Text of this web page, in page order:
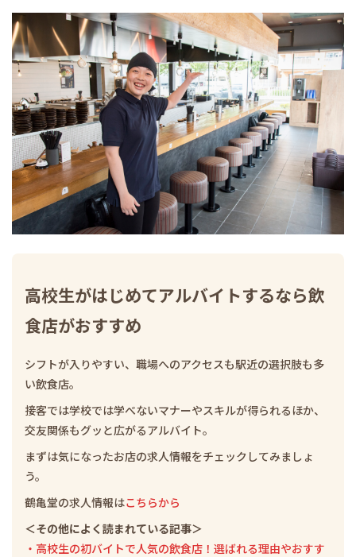
高校生がはじめてアルバイトするなら飲
食店がおすすめ
シフトが入りやすい、職場へのアクセスも駅近の選択肢も多
い飲食店。
接客では学校では学べないマナーやスキルが得られるほか、
交友関係もグッと広がるアルバイト。
まずは気になったお店の求人情報をチェックしてみましょ
う。
鶴亀堂の求人情報はこちらから
＜その他によく読まれている記事＞
・高校生の初バイトで人気の飲食店！選ばれる理由やおすす